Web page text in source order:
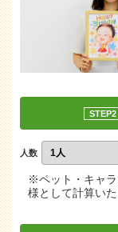
STEP2
人数
※ペット・キャ
様として計算いた